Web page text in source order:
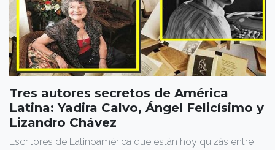
Tres autores secretos de América
Latina: Yadira Calvo, Ángel Felicísimo y
Lizandro Chávez
Escritores de Latinoamérica que están hoy quizás entre